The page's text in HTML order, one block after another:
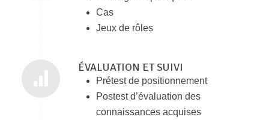
Cas
Jeux de rôles
ÉVALUATION ET SUIVI
Prétest de positionnement
Postest d’évaluation des
connaissances acquises